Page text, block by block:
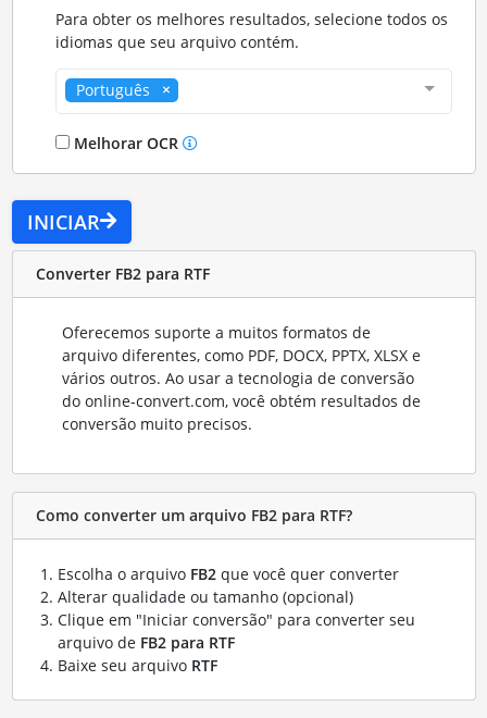
Para obter os melhores resultados, selecione todos os
idiomas que seu arquivo contém.
Português
Melhorar OCR
INICIAR
Converter FB2 para RTF
Oferecemos suporte a muitos formatos de
arquivo diferentes, como PDF, DOCX, PPTX, XLSX e
vários outros. Ao usar a tecnologia de conversão
do online-convert.com, você obtém resultados de
conversão muito precisos.
Como converter um arquivo FB2 para RTF?
Escolha o arquivo FB2que você quer converter
Alterar qualidade ou tamanho (opcional)
Clique em "Iniciar conversão" para converter seu
arquivo de FB2 para RTF
Baixe seu arquivo RTF